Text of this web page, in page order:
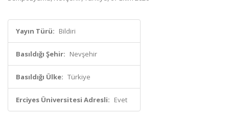
Yayın Türü: Bildiri
Basıldığı Şehir: Nevşehir
Basıldığı Ülke: Türkiye
Erciyes Üniversitesi Adresli: Evet